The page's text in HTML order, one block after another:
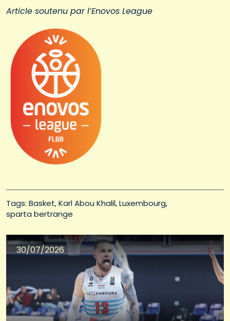
Article soutenu par l’Enovos League
Tags: Basket Karl Abou Khalil Luxembourg
sparta bertrange
30/07/2026